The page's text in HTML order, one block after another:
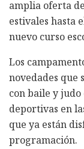
amplia oferta
estivales hasta
nuevo curso
Los
novedades que
con baile y
deportivas en
que ya están
programación.